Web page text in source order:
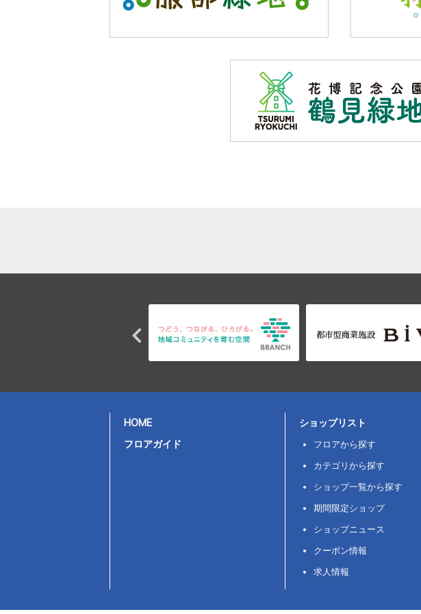
HOME
フロアガイド
ショップリスト
フロアから探す
カテゴリから探す
ショップ一覧から探す
期間限定ショップ
ショップニュース
クーポン情報
求人情報